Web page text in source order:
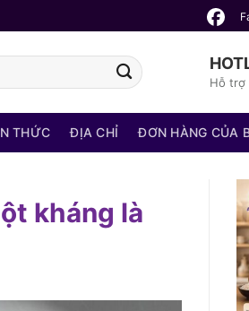
Hỗ trợ
THỨC ĐỊA CHỈ ĐƠN HÀNG CỦA
kháng là